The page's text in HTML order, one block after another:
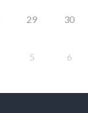
29 30
5 6